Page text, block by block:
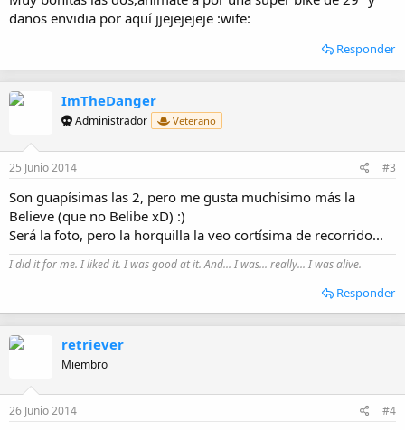
danos envidia por aquí jjejejejeje :wife:
Responder
ImTheDanger
Administrador Veterano
25 Junio 2014 #3
Son guapísimas las 2, pero me gusta muchísimo más la
Believe (que no Belibe xD) :)
Será la foto, pero la horquilla la veo cortísima de recorrido...
I did it for me. I liked it. I was good at it. And... I was... really... I was alive.
Responder
retriever
Miembro
26 Junio 2014 #4